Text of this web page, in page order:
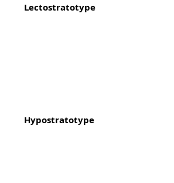
Lectostratotype
Hypostratotype